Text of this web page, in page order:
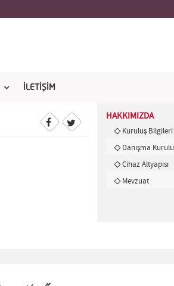
İLETİŞİM
HAKKIMIZDA
Kuruluş Bilgileri
Danışma Kurulu
Cihaz Altyapısı
Mevzuat